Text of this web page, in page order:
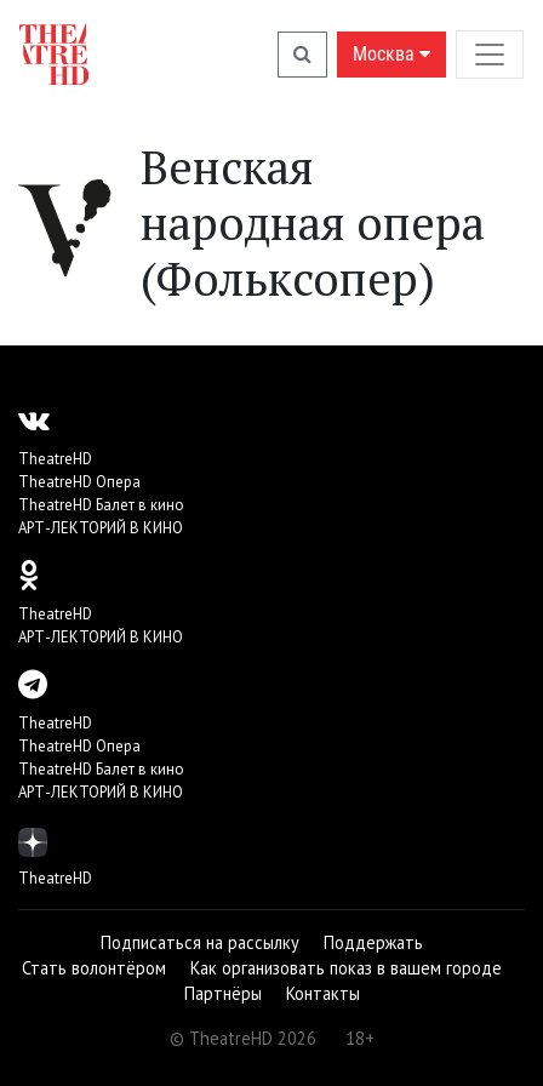
Москва
Венская
народная опера
(Фольксопер)
TheatreHD
TheatreHD Опера
TheatreHD Балет в кино
АРТ-ЛЕКТОРИЙ В КИНО
TheatreHD
АРТ-ЛЕКТОРИЙ В КИНО
TheatreHD
TheatreHD Опера
TheatreHD Балет в кино
АРТ-ЛЕКТОРИЙ В КИНО
TheatreHD
Подписаться на рассылку
Поддержать
Стать волонтёром
Как организовать показ в вашем городе
Партнёры
Контакты
© TheatreHD 2026
18+